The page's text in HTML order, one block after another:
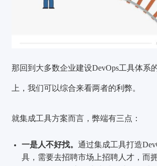
那回到大多数企业建设DevOps工具体系
上，我们可以综合来看两者的利弊。
就集成工具方案而言，弊端有三点：
一是人不好找。通过集成工具打造
具，需要去招聘市场上招聘人才，而